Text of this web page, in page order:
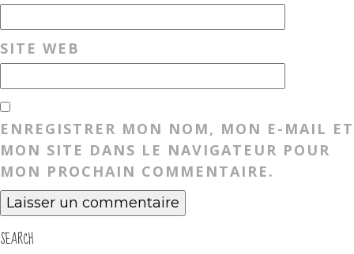
SITE WEB
ENREGISTRER MON NOM, MON E-MAIL ET
MON SITE DANS LE NAVIGATEUR POUR
MON PROCHAIN COMMENTAIRE.
SEARCH